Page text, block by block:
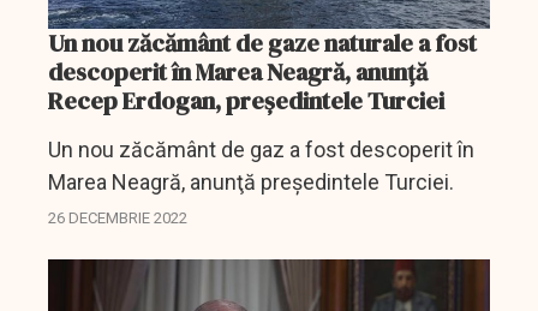
Un nou zăcământ de gaze naturale a fost
descoperit în Marea Neagră, anunţă
Recep Erdogan, preşedintele Turciei
Un nou zăcământ de gaz a fost descoperit în
Marea Neagră, anunţă preşedintele Turciei.
26 DECEMBRIE 2022